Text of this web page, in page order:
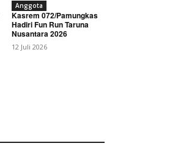
Anggota
Kasrem 072/Pamungkas
Hadiri Fun Run Taruna
Nusantara 2026
12 Juli 2026